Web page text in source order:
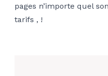
pages n’importe quel
tarifs , !